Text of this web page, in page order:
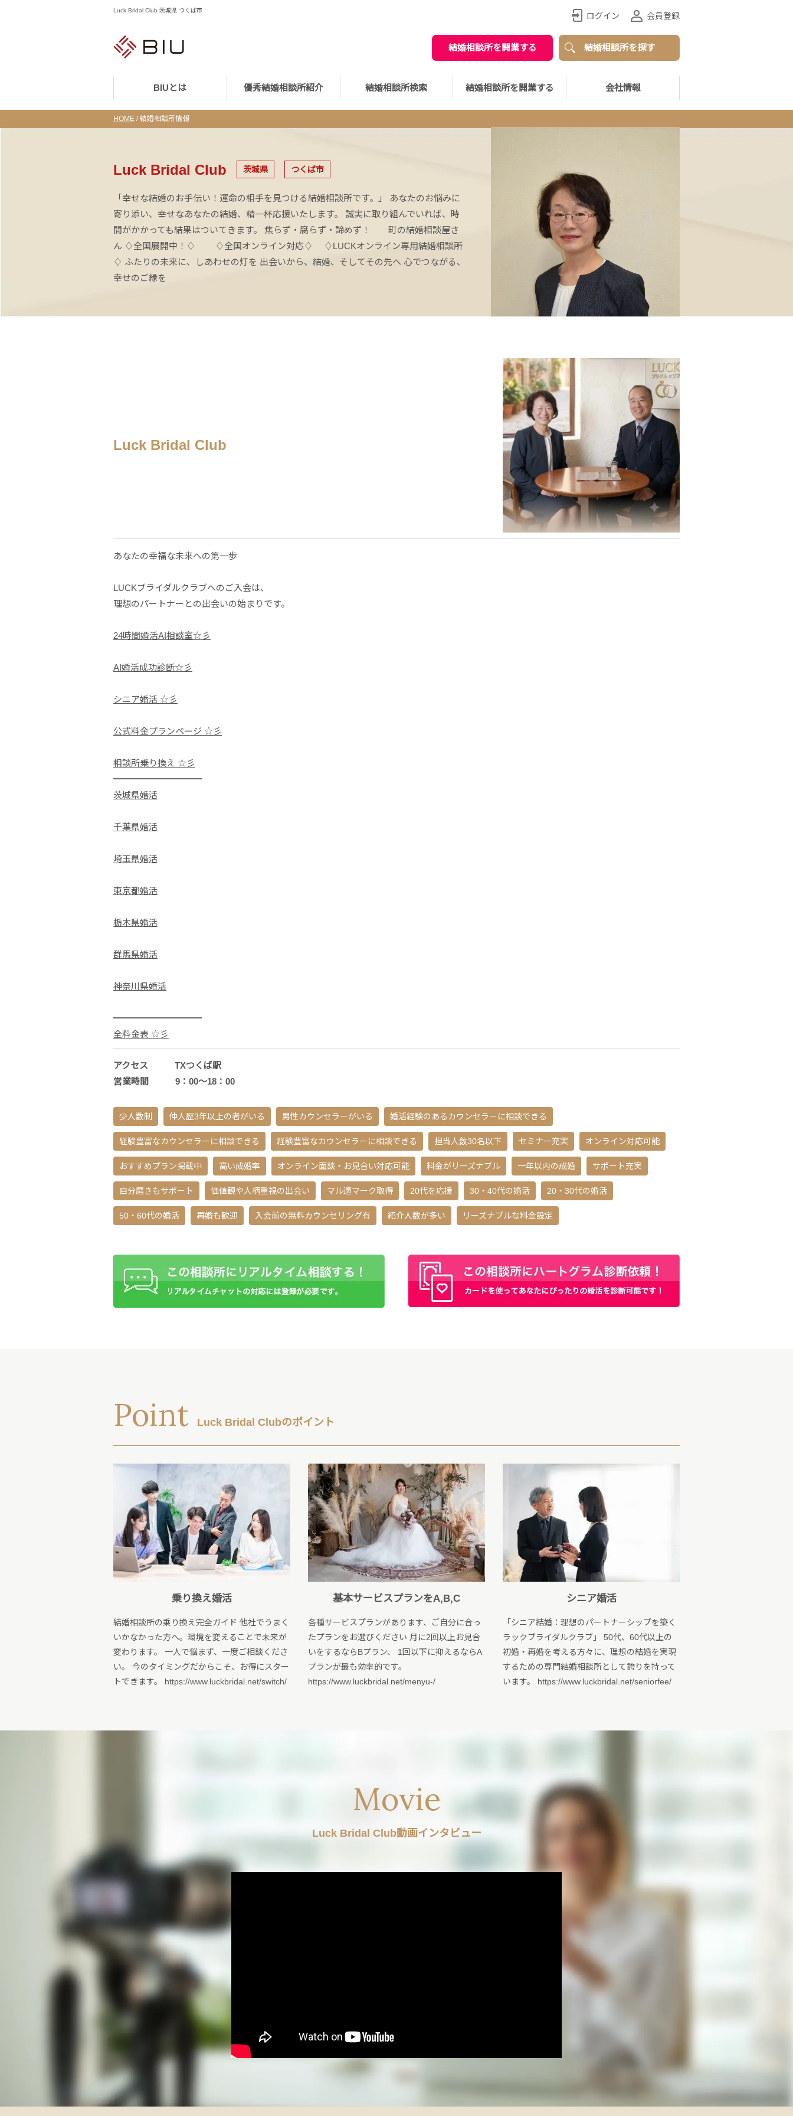
Luck Bridal Club 茨城県 つくば市
ログイン 会員登録
結婚相談所を開業する 結婚相談所を探す
BIUとは 優秀結婚相談所紹介 結婚相談所検索 結婚相談所を開業する 会社情報
HOME /結婚相談所情報
Luck Bridal Club 茨城県 つくば市
「幸せな結婚のお手伝い！運命の相手を見つける結婚相談所です。」 あなたのお悩みに
寄り添い、幸せなあなたの結婚、精一杯応援いたします。 誠実に取り組んでいれば、時
間がかかっても結果はついてきます。 焦らず・腐らず・諦めず！ 町の結婚相談屋さ
ん ♢全国展開中！♢ ♢全国オンライン対応♢ ♢LUCKオンライン専用結婚相談所
♢ ふたりの未来に、しあわせの灯を 出会いから、結婚、そしてその先へ 心でつながる、
幸せのご縁を
Luck Bridal Club
あなたの幸福な未来への第一歩
LUCKブライダルクラブへのご入会は、
理想のパートナーとの出会いの始まりです。
24時間婚活AI相談室☆彡
AI婚活成功診断☆彡
シニア婚活 ☆彡
公式料金プランページ ☆彡
相談所乗り換え ☆彡
━━━━━━━━━━
茨城県婚活
千葉県婚活
埼玉県婚活
東京都婚活
栃木県婚活
群馬県婚活
神奈川県婚活
━━━━━━━━━━
全料金表 ☆彡
アクセス TXつくば駅
営業時間 9：00～18：00
少人数制 仲人歴3年以上の者がいる 男性カウンセラーがいる 婚活経験のあるカウンセラーに相談できる
経験豊富なカウンセラーに相談できる 経験豊富なカウンセラーに相談できる 担当人数30名以下 セミナー充実 オンライン対応可能
おすすめプラン掲載中 高い成婚率 オンライン面談・お見合い対応可能 料金がリーズナブル 一年以内の成婚 サポート充実
自分磨きもサポート 価値観や人柄重視の出会い マル適マーク取得 20代を応援 30・40代の婚活 20・30代の婚活
50・60代の婚活 再婚も歓迎 入会前の無料カウンセリング有 紹介人数が多い リーズナブルな料金設定
Point Luck Bridal Clubのポイント
乗り換え婚活
結婚相談所の乗り換え完全ガイド 他社でうまく
いかなかった方へ。環境を変えることで未来が
変わります。 一人で悩まず、一度ご相談くださ
い。 今のタイミングだからこそ、お得にスター
トできます。 https://www.luckbridal.net/switch/
基本サービスプランをA,B,C
各種サービスプランがあります、ご自分に合っ
たプランをお選びください 月に2回以上お見合
いをするならBプラン、 1回以下に抑えるならA
プランが最も効率的です。
https://www.luckbridal.net/menyu-/
シニア婚活
「シニア結婚：理想のパートナーシップを築く
ラックブライダルクラブ」 50代、60代以上の
初婚・再婚を考える方々に、理想の結婚を実現
するための専門結婚相談所として誇りを持って
います。 https://www.luckbridal.net/seniorfee/
Movie
Luck Bridal Club動画インタビュー